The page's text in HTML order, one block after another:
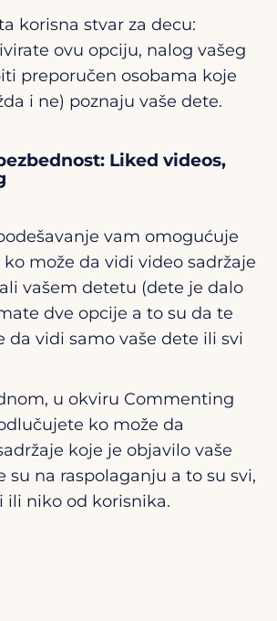
korisna stvar za decu:
ovu opciju, nalog vašeg
preporučen osobama koje
i ne) poznaju vaše dete.
Liked videos,
vam omogućuje
može da vidi video sadržaje
vašem detetu (dete je dalo
dve opcije a to su da te
da vidi samo vaše dete ili svi
u okviru Commenting
ko može da
koje je objavilo vaše
su na raspolaganju a to su svi,
ili niko od korisnika.